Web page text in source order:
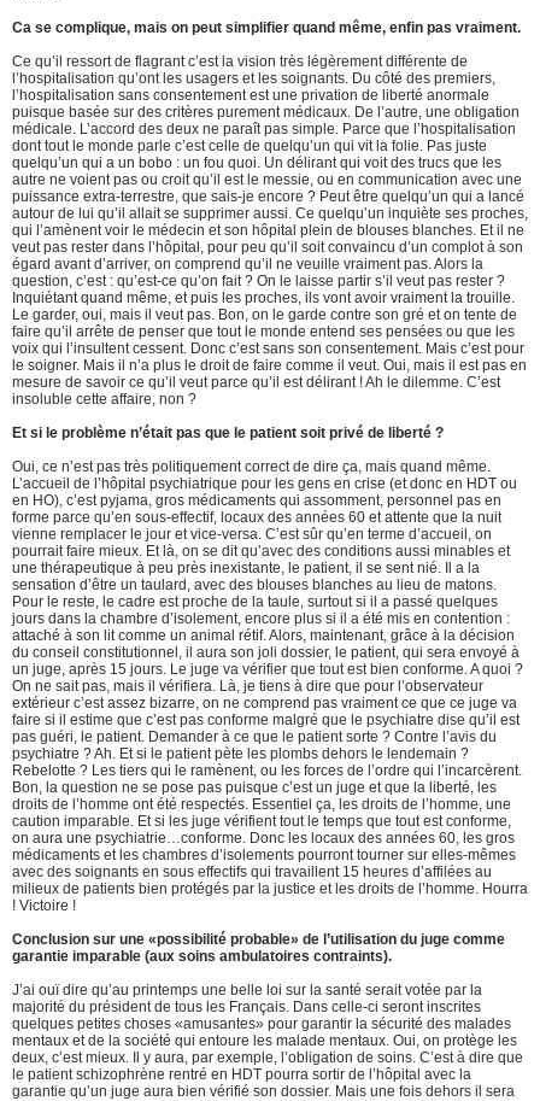
Ca se complique, mais on peut simplifier quand même, enfin pas vraiment.
Ce qu’il ressort de flagrant c’est la vision très légèrement différente de
l’hospitalisation qu’ont les usagers et les soignants. Du côté des premiers,
l’hospitalisation sans consentement est une privation de liberté anormale
puisque basée sur des critères purement médicaux. De l’autre, une obligation
médicale. L’accord des deux ne paraît pas simple. Parce que l’hospitalisation
dont tout le monde parle c’est celle de quelqu’un qui vit la folie. Pas juste
quelqu’un qui a un bobo : un fou quoi. Un délirant qui voit des trucs que les
autre ne voient pas ou croit qu’il est le messie, ou en communication avec une
puissance extra-terrestre, que sais-je encore ? Peut être quelqu’un qui a lancé
autour de lui qu’il allait se supprimer aussi. Ce quelqu’un inquiète ses proches,
qui l’amènent voir le médecin et son hôpital plein de blouses blanches. Et il ne
veut pas rester dans l’hôpital, pour peu qu’il soit convaincu d’un complot à son
égard avant d’arriver, on comprend qu’il ne veuille vraiment pas. Alors la
question, c’est : qu’est-ce qu’on fait ? On le laisse partir s’il veut pas rester ?
Inquiétant quand même, et puis les proches, ils vont avoir vraiment la trouille.
Le garder, oui, mais il veut pas. Bon, on le garde contre son gré et on tente de
faire qu’il arrête de penser que tout le monde entend ses pensées ou que les
voix qui l’insultent cessent. Donc c’est sans son consentement. Mais c’est pour
le soigner. Mais il n’a plus le droit de faire comme il veut. Oui, mais il est pas en
mesure de savoir ce qu’il veut parce qu’il est délirant ! Ah le dilemme. C’est
insoluble cette affaire, non ?
Et si le problème n’était pas que le patient soit privé de liberté ?
Oui, ce n’est pas très politiquement correct de dire ça, mais quand même.
L’accueil de l’hôpital psychiatrique pour les gens en crise (et donc en HDT ou
en HO), c’est pyjama, gros médicaments qui assomment, personnel pas en
forme parce qu’en sous-effectif, locaux des années 60 et attente que la nuit
vienne remplacer le jour et vice-versa. C’est sûr qu’en terme d’accueil, on
pourrait faire mieux. Et là, on se dit qu’avec des conditions aussi minables et
une thérapeutique à peu près inexistante, le patient, il se sent nié. Il a la
sensation d’être un taulard, avec des blouses blanches au lieu de matons.
Pour le reste, le cadre est proche de la taule, surtout si il a passé quelques
jours dans la chambre d’isolement, encore plus si il a été mis en contention :
attaché à son lit comme un animal rétif. Alors, maintenant, grâce à la décision
du conseil constitutionnel, il aura son joli dossier, le patient, qui sera envoyé à
un juge, après 15 jours. Le juge va vérifier que tout est bien conforme. A quoi ?
On ne sait pas, mais il vérifiera. Là, je tiens à dire que pour l’observateur
extérieur c’est assez bizarre, on ne comprend pas vraiment ce que ce juge va
faire si il estime que c’est pas conforme malgré que le psychiatre dise qu’il est
pas guéri, le patient. Demander à ce que le patient sorte ? Contre l’avis du
psychiatre ? Ah. Et si le patient pète les plombs dehors le lendemain ?
Rebelotte ? Les tiers qui le ramènent, ou les forces de l’ordre qui l’incarcèrent.
Bon, la question ne se pose pas puisque c’est un juge et que la liberté, les
droits de l’homme ont été respectés. Essentiel ça, les droits de l’homme, une
caution imparable. Et si les juge vérifient tout le temps que tout est conforme,
on aura une psychiatrie…conforme. Donc les locaux des années 60, les gros
médicaments et les chambres d’isolements pourront tourner sur elles-mêmes
avec des soignants en sous effectifs qui travaillent 15 heures d’affilées au
milieux de patients bien protégés par la justice et les droits de l’homme. Hourra
! Victoire !
Conclusion sur une «possibilité probable» de l’utilisation du juge comme
garantie imparable (aux soins ambulatoires contraints).
J’ai ouï dire qu’au printemps une belle loi sur la santé serait votée par la
majorité du président de tous les Français. Dans celle-ci seront inscrites
quelques petites choses «amusantes» pour garantir la sécurité des malades
mentaux et de la société qui entoure les malade mentaux. Oui, on protège les
deux, c’est mieux. Il y aura, par exemple, l’obligation de soins. C’est à dire que
le patient schizophrène rentré en HDT pourra sortir de l’hôpital avec la
garantie qu’un juge aura bien vérifié son dossier. Mais une fois dehors il sera